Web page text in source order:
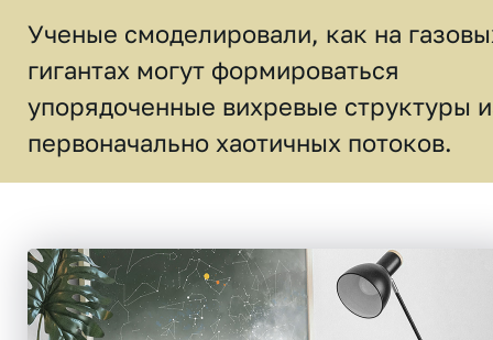
Ученые смоделировали, как на
гигантах могут формироваться
упорядоченные вихревые структуры
первоначально хаотичных потоков.